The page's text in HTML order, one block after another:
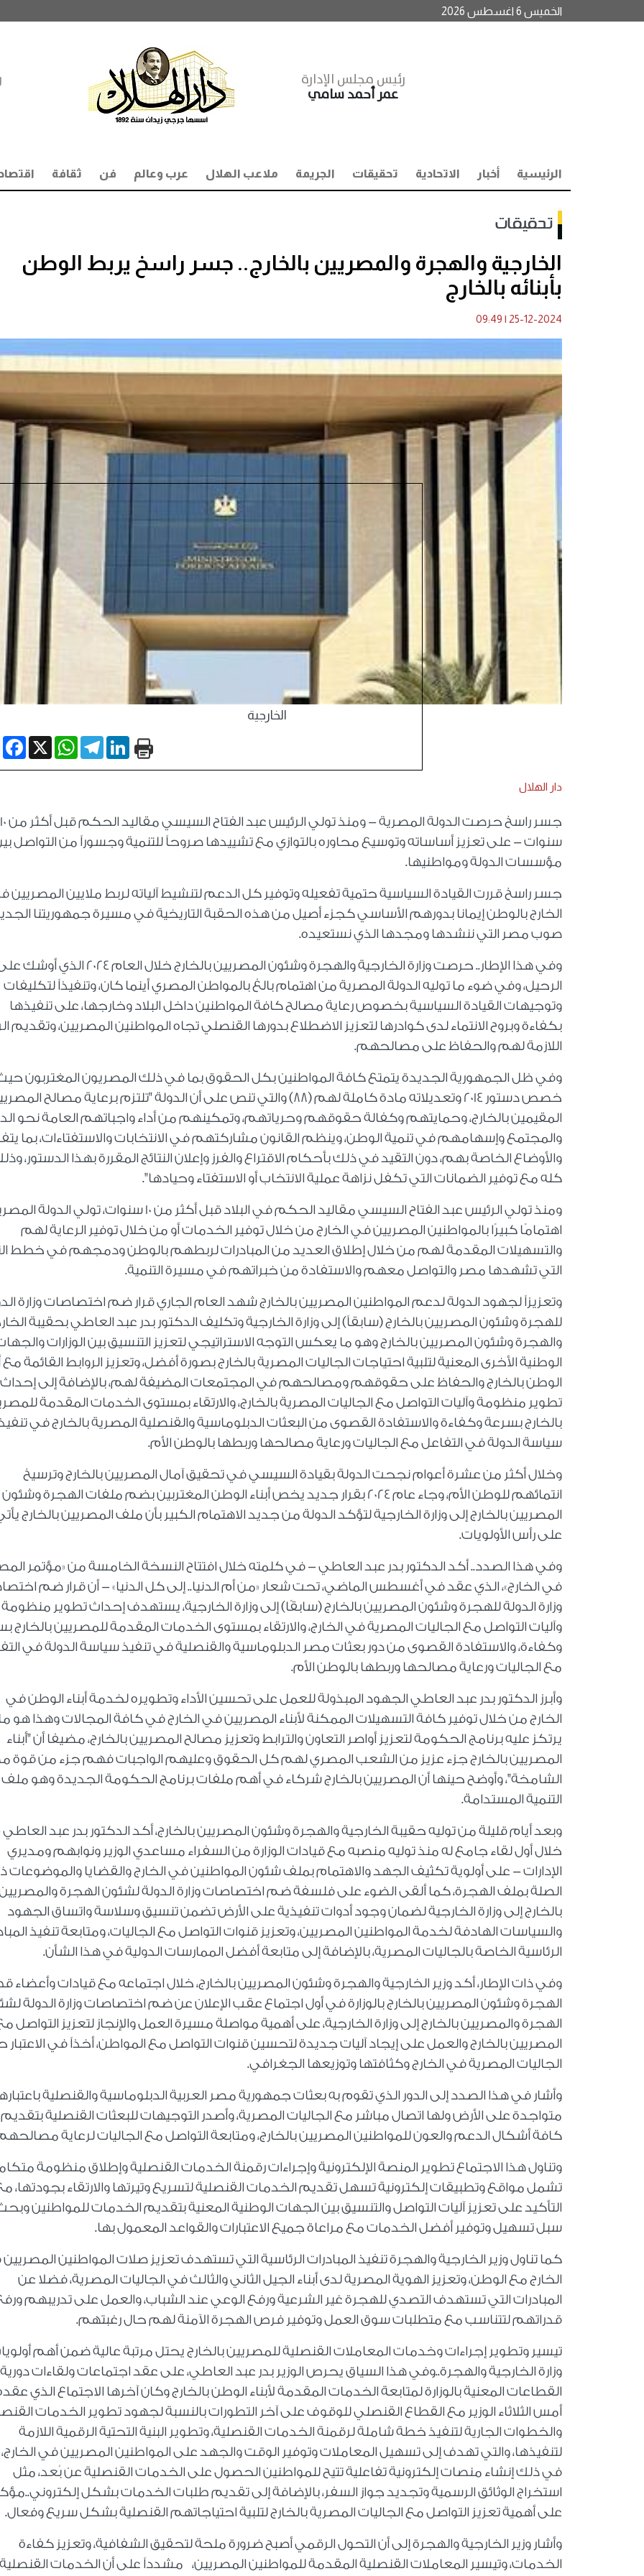
الخميس 6 اغسطس 2026
رئيس مجلس الإدارة
عمر أحمد سامي
الرئيسية أخبار الاتحادية تحقيقات الجريمة ملاعب الهلال عرب وعالم فن ثقافة
تحقيقات
الخارجية والهجرة والمصريين بالخارج.. جسر راسخ يربط الوطن
بأبنائه بالخارج
25-12-2024
|
09:49
الخارجية
X
WhatsApp
TelegramLinkedIn
دار الهلال
جسر راسخ حرصت الدولة المصرية - ومنذ تولي الرئيس عبد الفتاح السيسي مقاليد الحكم قبل أكثر من 10
سنوات - على تعزيز أساساته وتوسيع محاوره بالتوازي مع تشييدها صروحاً للتنمية وجسوراً من التواصل
مؤسسات الدولة ومواطنيها.
جسر راسخ قررت القيادة السياسية حتمية تفعيله وتوفير كل الدعم لتنشيط آلياته لربط ملايين المصريين
الخارج بالوطن إيمانا بدورهم الأساسي كجزء أصيل من هذه الحقبة التاريخية في مسيرة جمهوريتنا
صوب مصر التي ننشدها ومجدها الذي نستعيده.
وفي هذا الإطار.. حرصت وزارة الخارجية والهجرة وشئون المصريين بالخارج خلال العام 2024 الذي
الرحيل، وفي ضوء ما توليه الدولة المصرية من اهتمام بالغ بالمواطن المصري أينما كان، وتنفيذاً لتكليفات
وتوجيهات القيادة السياسية بخصوص رعاية مصالح كافة المواطنين داخل البلاد وخارجها، على تنفيذها
بكفاءة وبروح الانتماء لدى كوادرها لتعزيز الاضطلاع بدورها القنصلي تجاه المواطنين المصريين، وتقديم
اللازمة لهم والحفاظ على مصالحهم.
وفي ظل الجمهورية الجديدة يتمتع كافة المواطنين بكل الحقوق بما في ذلك المصريون المغتربون
خصص دستور 2014 وتعديلاته مادة كاملة لهم (88) والتي تنص على أن الدولة "تلتزم برعاية مصالح
المقيمين بالخارج، وحمايتهم وكفالة حقوقهم وحرياتهم، وتمكينهم من أداء واجباتهم العامة نحو
والمجتمع وإسهامهم في تنمية الوطن، وينظم القانون مشاركتهم في الانتخابات والاستفتاءات، بما
والأوضاع الخاصة بهم، دون التقيد في ذلك بأحكام الاقتراع والفرز وإعلان النتائج المقررة بهذا الدستور،
كله مع توفير الضمانات التي تكفل نزاهة عملية الانتخاب أو الاستفتاء وحيادها".
ومنذ تولي الرئيس عبد الفتاح السيسي مقاليد الحكم في البلاد قبل أكثر من 10 سنوات، تولي الدولة
اهتمامًا كبيرًا بالمواطنين المصريين في الخارج من خلال توفير الخدمات أو من خلال توفير الرعاية لهم
والتسهيلات المقدمة لهم من خلال إطلاق العديد من المبادرات لربطهم بالوطن ودمجهم في خطط
التي تشهدها مصر والتواصل معهم والاستفادة من خبراتهم في مسيرة التنمية.
وتعزيزاً لجهود الدولة لدعم المواطنين المصريين بالخارج شهد العام الجاري قرار ضم اختصاصات وزارة
للهجرة وشئون المصريين بالخارج (سابقاً) إلى وزارة الخارجية وتكليف الدكتور بدر عبد العاطي بحقيبة
والهجرة وشئون المصريين بالخارج وهو ما يعكس التوجه الاستراتيجي لتعزيز التنسيق بين الوزارات
الوطنية الأخرى المعنية لتلبية احتياجات الجاليات المصرية بالخارج بصورة أفضل، وتعزيز الروابط القائمة مع
الوطن بالخارج والحفاظ على حقوقهم ومصالحهم في المجتمعات المضيفة لهم، بالإضافة إلى إحداث
تطوير منظومة وآليات التواصل مع الجاليات المصرية بالخارج، والارتقاء بمستوى الخدمات المقدمة
بالخارج بسرعة وكفاءة والاستفادة القصوى من البعثات الدبلوماسية والقنصلية المصرية بالخارج في
سياسة الدولة في التفاعل مع الجاليات ورعاية مصالحها وربطها بالوطن الأم.
وخلال أكثر من عشرة أعوام نجحت الدولة بقيادة السيسي في تحقيق آمال المصريين بالخارج وترسيخ
انتمائهم للوطن الأم، وجاء عام 2024 بقرار جديد يخص أبناء الوطن المغتربين بضم ملفات الهجرة وشئون
المصريين بالخارج إلى وزارة الخارجية لتؤكد الدولة من جديد الاهتمام الكبير بأن ملف المصريين بالخارج
على رأس الأولويات.
وفي هذا الصدد.. أكد الدكتور بدر عبد العاطي - في كلمته خلال افتتاح النسخة الخامسة من «مؤتمر
في الخارج»، الذي عقد في أغسطس الماضي، تحت شعار «من أم الدنيا.. إلى كل الدنيا» - أن قرار ضم
وزارة الدولة للهجرة وشئون المصريين بالخارج (سابقًا) إلى وزارة الخارجية، يستهدف إحداث تطوير منظومة
وآليات التواصل مع الجاليات المصرية في الخارج، والارتقاء بمستوى الخدمات المقدمة للمصريين بالخارج
وكفاءة، والاستفادة القصوى من دور بعثات مصر الدبلوماسية والقنصلية في تنفيذ سياسة الدولة في
مع الجاليات ورعاية مصالحها وربطها بالوطن الأم.
وأبرز الدكتور بدر عبد العاطي الجهود المبذولة للعمل على تحسين الأداء وتطويره لخدمة أبناء الوطن في
الخارج من خلال توفير كافة التسهيلات الممكنة لأبناء المصريين في الخارج في كافة المجالات وهذا هو
يرتكز عليه برنامج الحكومة لتعزيز أواصر التعاون والترابط وتعزيز مصالح المصريين بالخارج، مضيفا أن "أبناء
المصريين بالخارج جزء عزيز من الشعب المصري لهم كل الحقوق وعليهم الواجبات فهم جزء من قوة
الشامخة"، وأوضح حينها أن المصريين بالخارج شركاء في أهم ملفات برنامج الحكومة الجديدة وهو ملف
التنمية المستدامة.
وبعد أيام قليلة من توليه حقيبة الخارجية والهجرة وشئون المصريين بالخارج، أكد الدكتور بدر عبد
خلال أول لقاء جامع له منذ توليه منصبه مع قيادات الوزارة من السفراء مساعدي الوزير ونوابهم ومديري
الإدارات - على أولوية تكثيف الجهد والاهتمام بملف شئون المواطنين في الخارج والقضايا والموضوعات
الصلة بملف الهجرة، كما ألقى الضوء على فلسفة ضم اختصاصات وزارة الدولة لشئون الهجرة
بالخارج إلى وزارة الخارجية لضمان وجود أدوات تنفيذية على الأرض تضمن تنسيق وسلاسة واتساق الجهود
والسياسات الهادفة لخدمة المواطنين المصريين، وتعزيز قنوات التواصل مع الجاليات، ومتابعة تنفيذ
الرئاسية الخاصة بالجاليات المصرية، بالإضافة إلى متابعة أفضل الممارسات الدولية في هذا الشأن.
وفي ذات الإطار، أكد وزير الخارجية والهجرة وشئون المصريين بالخارج، خلال اجتماعه مع قيادات وأعضاء
الهجرة وشئون المصريين بالخارج بالوزارة في أول اجتماع عقب الإعلان عن ضم اختصاصات وزارة الدولة
الهجرة والمصريين بالخارج إلى وزارة الخارجية، على أهمية مواصلة مسيرة العمل والإنجاز لتعزيز التواصل
المصريين بالخارج والعمل على إيجاد آليات جديدة لتحسين قنوات التواصل مع المواطن، أخذاً في
الجاليات المصرية في الخارج وكثافتها وتوزيعها الجغرافي.
وأشار في هذا الصدد إلى الدور الذي تقوم به بعثات جمهورية مصر العربية الدبلوماسية والقنصلية
متواجدة على الأرض ولها اتصال مباشر مع الجاليات المصرية، وأصدر التوجيهات للبعثات القنصلية بتقديم
كافة أشكال الدعم والعون للمواطنين المصريين بالخارج، ومتابعة التواصل مع الجاليات لرعاية
وتناول هذا الاجتماع تطوير المنصة الإلكترونية وإجراءات رقمنة الخدمات القنصلية وإطلاق منظومة
تشمل مواقع وتطبيقات إلكترونية تسهل تقديم الخدمات القنصلية لتسريع وتيرتها والارتقاء بجودتها،
التأكيد على تعزيز آليات التواصل والتنسيق بين الجهات الوطنية المعنية بتقديم الخدمات للمواطنين
سبل تسهيل وتوفير أفضل الخدمات مع مراعاة جميع الاعتبارات والقواعد المعمول بها.
كما تناول وزير الخارجية والهجرة تنفيذ المبادرات الرئاسية التي تستهدف تعزيز صلات المواطنين
الخارج مع الوطن، وتعزيز الهوية المصرية لدى أبناء الجيل الثاني والثالث في الجاليات المصرية، فضلا عن
المبادرات التي تستهدف التصدي للهجرة غير الشرعية ورفع الوعي عند الشباب، والعمل على تدريبهم
قدراتهم لتتناسب مع متطلبات سوق العمل وتوفير فرص الهجرة الآمنة لهم حال رغبتهم.
تيسير وتطوير إجراءات وخدمات المعاملات القنصلية للمصريين بالخارج يحتل مرتبة عالية ضمن أهم
وزارة الخارجية والهجرة..وفي هذا السياق يحرص الوزير بدر عبد العاطي، على عقد اجتماعات ولقاءات
القطاعات المعنية بالوزارة لمتابعة الخدمات المقدمة لأبناء الوطن بالخارج وكان آخرها الاجتماع الذي
أمس الثلاثاء الوزير مع القطاع القنصلي للوقوف على آخر التطورات بالنسبة لجهود تطوير الخدمات
والخطوات الجارية لتنفيذ خطة شاملة لرقمنة الخدمات القنصلية، وتطوير البنية التحتية الرقمية اللازمة
لتنفيذها، والتي تهدف إلى تسهيل المعاملات وتوفير الوقت والجهد على المواطنين المصريين في الخارج،
في ذلك إنشاء منصات إلكترونية تفاعلية تتيح للمواطنين الحصول على الخدمات القنصلية عن بُعد، مثل
استخراج الوثائق الرسمية وتجديد جواز السفر، بالإضافة إلى تقديم طلبات الخدمات بشكل
على أهمية تعزيز التواصل مع الجاليات المصرية بالخارج لتلبية احتياجاتهم القنصلية بشكل سريع وفعال.
وأشار وزير الخارجية والهجرة إلى أن التحول الرقمي أصبح ضرورة ملحة لتحقيق الشفافية، وتعزيز كفاءة
الخدمات، وتيسير المعاملات القنصلية المقدمة للمواطنين المصريين، مشدداً على أن الخدمات القنصلية